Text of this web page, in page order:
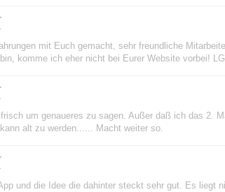
mit Euch gemacht, sehr freundliche
komme ich eher nicht bei Eurer Website vorbei!
um genaueres zu sagen. Außer daß ich das 2.
alt zu werden...... Macht weiter so.
und die Idee die dahinter steckt sehr gut. Es liegt